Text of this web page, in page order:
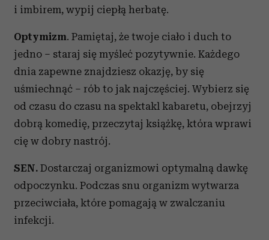
i imbirem, wypij ciepłą herbatę.
Optymizm. Pamiętaj, że twoje ciało i duch to
jedno – staraj się myśleć pozytywnie. Każdego
dnia zapewne znajdziesz okazję, by się
uśmiechnąć – rób to jak najczęściej. Wybierz się
od czasu do czasu na spektakl kabaretu, obejrzyj
dobrą komedię, przeczytaj książkę, która wprawi
cię w dobry nastrój.
SEN. Dostarczaj organizmowi optymalną dawkę
odpoczynku. Podczas snu organizm wytwarza
przeciwciała, które pomagają w zwalczaniu
infekcji.